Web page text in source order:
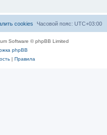
Часовой пояс: UTC+03:00
cookies
Software © phpBB Limited
phpBB
| Правила